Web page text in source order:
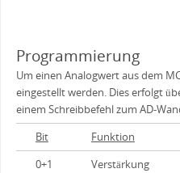
Programmierung
Um einen Analogwert aus dem
eingestellt werden. Dies erfolgt
einem Schreibbefehl zum AD-
Bit Funktion
0+1
Verstärkung